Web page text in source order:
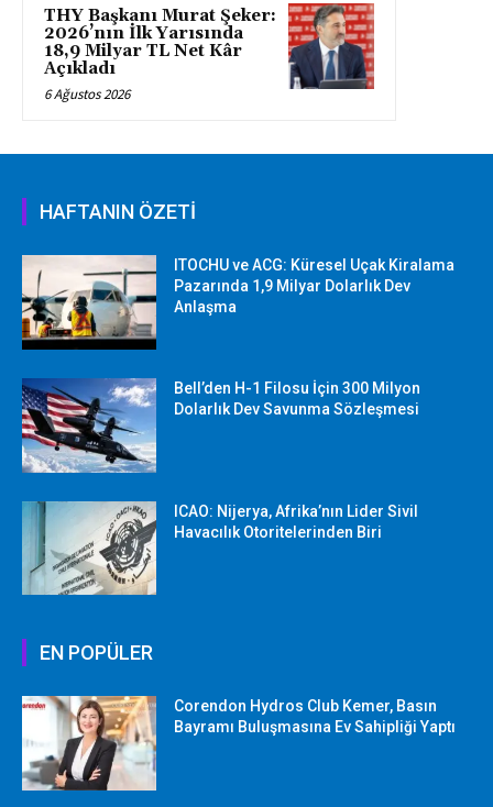
THY Başkanı Murat Şeker:
2026’nın İlk Yarısında
18,9 Milyar TL Net Kâr
Açıkladı
6 Ağustos 2026
HAFTANIN ÖZETİ
ITOCHU ve ACG: Küresel Uçak Kiralama
Pazarında 1,9 Milyar Dolarlık Dev
Anlaşma
Bell’den H-1 Filosu İçin 300 Milyon
Dolarlık Dev Savunma Sözleşmesi
ICAO: Nijerya, Afrika’nın Lider Sivil
Havacılık Otoritelerinden Biri
EN POPÜLER
Corendon Hydros Club Kemer, Basın
Bayramı Buluşmasına Ev Sahipliği Yaptı